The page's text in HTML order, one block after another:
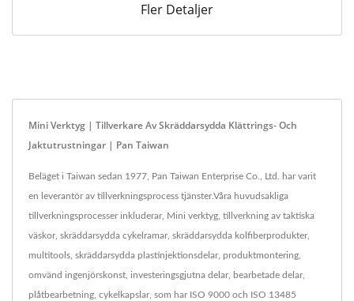
Fler Detaljer
Mini Verktyg | Tillverkare Av Skräddarsydda Klättrings- Och
Jaktutrustningar | Pan Taiwan
Beläget i Taiwan sedan 1977, Pan Taiwan Enterprise Co., Ltd. har varit
en leverantör av tillverkningsprocess tjänster.Våra huvudsakliga
tillverkningsprocesser inkluderar, Mini verktyg, tillverkning av taktiska
väskor, skräddarsydda cykelramar, skräddarsydda kolfiberprodukter,
multitools, skräddarsydda plastinjektionsdelar, produktmontering,
omvänd ingenjörskonst, investeringsgjutna delar, bearbetade delar,
plåtbearbetning, cykelkapslar, som har ISO 9000 och ISO 13485